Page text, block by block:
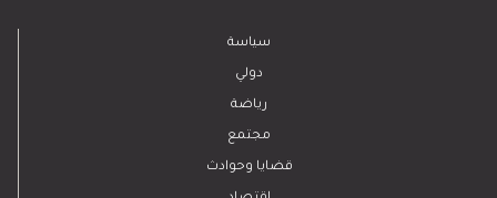
سياسة
دولي
رياضة
مجتمع
قضايا وحوادث